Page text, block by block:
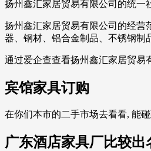
扬州鑫汇家居贸易有限公司的统一
扬州鑫汇家居贸易有限公司的经营
器、钢材、铝合金制品、不锈钢制
通过爱企查查看扬州鑫汇家居贸易
宾馆家具订购
在你们本市的二手市场去看看, 能
广东酒店家具厂比较出